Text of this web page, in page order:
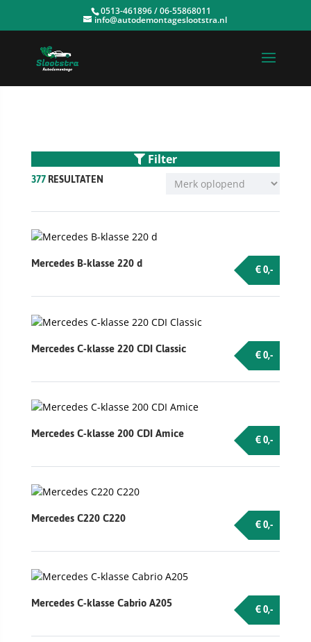
0513-461896 / 06-55868011
info@autodemontageslootstra.nl
Filter
377RESULTATEN
Mercedes B-klasse 220 d € 0,-
Mercedes C-klasse 220 CDI Classic € 0,-
Mercedes C-klasse 200 CDI Amice € 0,-
Mercedes C220 C220 € 0,-
Mercedes C-klasse Cabrio A205 € 0,-